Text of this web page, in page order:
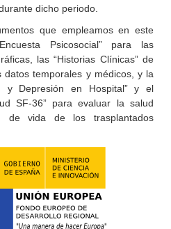
dicho periodo.
que empleamos en este
Psicosocial”para las
las“Historias Clínicas”de
datos temporales y médicos, y la
y Depresión en Hospital”y el
SF-36”para evaluar la salud
de vida de los trasplantados